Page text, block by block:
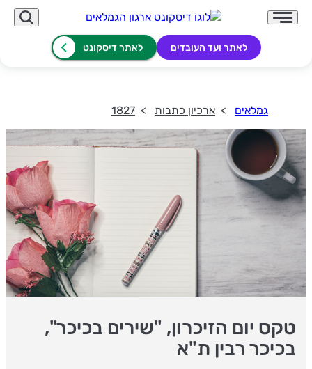
לאתר ועד העובדים לאתר דיסקונט
גמלאים ארכיון כתבות 1827
טקס יום הזיכרון, "שירים בכיכר",
בכיכר רבין ת"א